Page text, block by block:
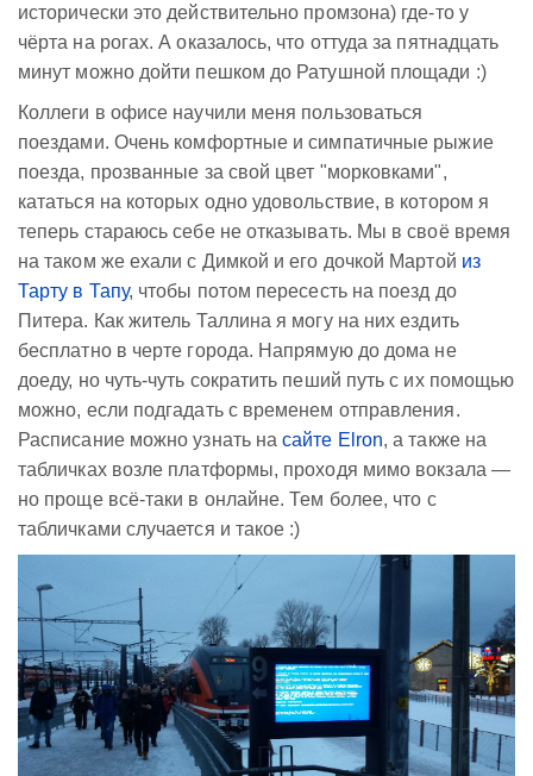
исторически это действительно промзона) где-то у
чёрта на рогах. А оказалось, что оттуда за пятнадцать
минут можно дойти пешком до Ратушной площади :)
Коллеги в офисе научили меня пользоваться
поездами. Очень комфортные и симпатичные рыжие
поезда, прозванные за свой цвет "морковками",
кататься на которых одно удовольствие, в котором я
теперь стараюсь себе не отказывать. Мы в своё время
на таком же ехали с Димкой и его дочкой Мартой из
Тарту в Тапу, чтобы потом пересесть на поезд до
Питера. Как житель Таллина я могу на них ездить
бесплатно в черте города. Напрямую до дома не
доеду, но чуть-чуть сократить пеший путь с их помощью
можно, если подгадать с временем отправления.
Расписание можно узнать насайте Elron, а также на
табличках возле платформы, проходя мимо вокзала —
но проще всё-таки в онлайне. Тем более, что с
табличками случается и такое :)